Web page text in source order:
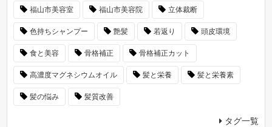
福山市美容室 福山市美容院 立体裁断
色持ちシャンプー 艶髪 若返り 頭皮環境
食と美容 骨格補正 骨格補正カット
高濃度マグネシウムオイル 髪と栄養 髪と栄養素
髪の悩み 髪質改善
タグ一覧